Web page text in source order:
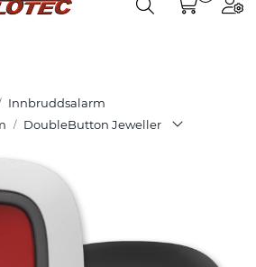
Partnerweb
Toggle search
Innbruddsalarm
DoubleButton Jeweller